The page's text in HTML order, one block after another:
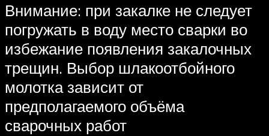
Внимание: при закалке не следует
погружать в воду место сварки во
избежание появления закалочных
трещин. Выбор шлакоотбойного
молотка зависит от
предполагаемого объёма
сварочных работ